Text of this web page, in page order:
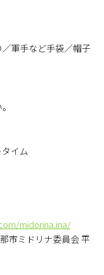
軍手など手袋／帽子
イム
midorina.ina/
市ミドリナ委員会 平